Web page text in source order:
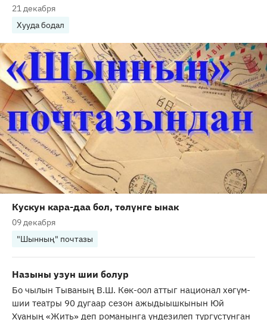
21 декабря
Хууда бодал
Кускун кара-даа бол, төлүнге ынак
09 декабря
"Шынның" почтазы
Назыны узун шии болур
Бо чылын Тываның В.Ш. Көк-оол аттыг национал хөгүм-
шии театры 90 дугаар сезон ажыдыышкынын Юй
Хуаның «Жить» деп романынга үндезилеп тургустунган